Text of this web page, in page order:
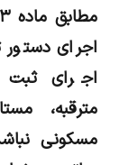
اجرای
اجرای ثبت
مترقبه،
مسکونی